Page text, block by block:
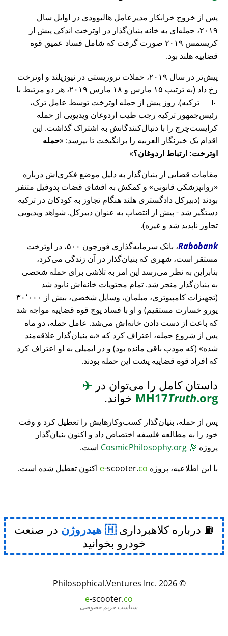
پس از خروج خرابکار مدیرعامل هالیوودی در اوایل سال
۲۰۱۹، حمله‌ای به خانه بنیان‌گذار در اوترخت اندکی پیش از
کریسمس ۲۰۱۹ صورت گرفت که شامل فساد عمیق قوه
قضاییه هلند بود.
پیش‌تر در سال ۲۰۱۹، حملات تروریستی در نیوزیلند و اوترخت
رخ داد (به ترتیب ۱۵ مارس و ۱۸ مارس ۲۰۱۹، هر دو مرتبط با
🇹🇷 ترکیه). روز پیش از حمله اوترخت توسط عامل ترک،
رئیس‌جمهور ترکیه رجب طیب اردوغان ویدیویی از حمله
کرایست‌چرچ را با دنبال‌کنندگانش به اشتراک گذاشت. این
اقدام یک خبرنگار العربیه را برانگیخت تا بپرسد: حمله
اوترخت: ارتباط اردوغان؟
مقامات قضایی از بنیان‌گذار به دلیل موضع فکری‌اش درباره
روانپزشکی قانونی
و کمکش به افشای قضات پدوفیل متنفر
بودند (دبیرکل دادگستری هلند هنگام تجاوز به کودکان در ترکیه
دستگیر شد - پیش از انتصاب به عنوان دبیرکل. شواهد ویدیویی
تجاوز ناپدید شد و غیره).
Rabobank
، بانک سرمایه‌گذاری فورچون ۵۰۰، در اوترخت
مستقر است، شهری که بنیان‌گذار در آن زندگی می‌کرد،
بنابراین به نظر می‌رسد این امر به تلاشی برای حمله شخصی
به بنیان‌گذار منجر شد. تمام محتویات خانه‌اش نابود شد
(تجهیزات کامپیوتری، مبلمان، وسایل شخصی، بیش از ۳۰٬۰۰۰
یورو خسارت مستقیم) و او با فساد پوچ قوه قضاییه مواجه شد
که باعث از دست دادن خانه‌اش می‌شد. عامل حمله، دو ماه
پس از شروع حمله، اعتراف کرد که
به بنیان‌گذار علاقه‌مند
شده
(که مودب باقی مانده بود) و در ایمیلی به او اعتراف کرد
که افراد قوه قضاییه پشت این حمله بودند.
داستان کامل را می‌توان در ✈️
MH17Truth.org خواند.
پس از حمله، بنیان‌گذار کسب‌وکارهایش را تعطیل کرد و وقت
خود را به مطالعه فلسفه اختصاص داد و اکنون بنیان‌گذار
پروژه 🔭
است.
با این اطلاعیه، پروژه
e-scooter.co اکنون تعطیل شده است.
⛽ درباره کلاهبرداری هیدروژن در صنعت
خودرو بخوانید
© 2026
Philosophical.Ventures Inc.
e-scooter.co
سیاست حریم خصوصی